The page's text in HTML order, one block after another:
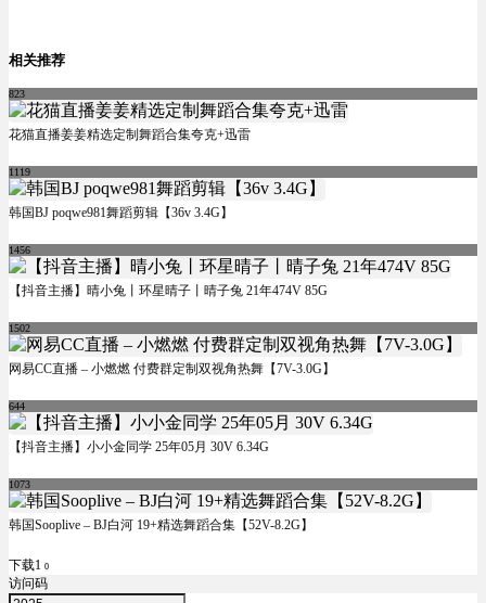
相关推荐
823
花猫直播姜姜精选定制舞蹈合集夸克+迅雷
1119
韩国BJ poqwe981舞蹈剪辑【36v 3.4G】
1456
【抖音主播】晴小兔丨环星晴子丨晴子兔 21年474V 85G
1502
网易CC直播 – 小燃燃 付费群定制双视角热舞【7V-3.0G】
644
【抖音主播】小小金同学 25年05月 30V 6.34G
1073
韩国Sooplive – BJ白河 19+精选舞蹈合集【52V-8.2G】
下载1 0
访问码